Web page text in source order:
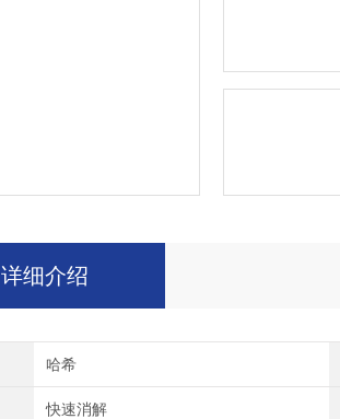
详细介绍
哈希
快速消解